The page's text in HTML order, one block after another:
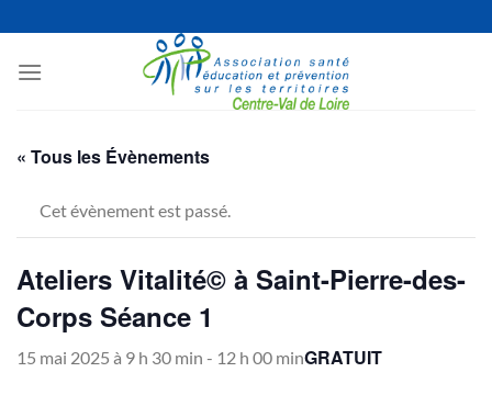
au
contenu
« Tous les Évènements
Cet évènement est passé.
Ateliers Vitalité© à Saint-Pierre-des-
Corps Séance 1
15 mai 2025 à 9 h 30 min - 12 h 00 minGRATUIT